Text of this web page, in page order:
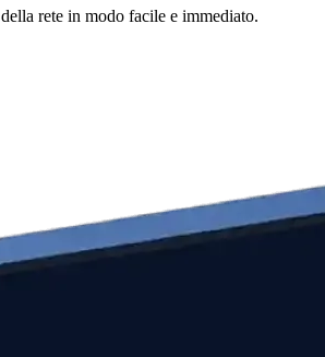
rete in modo facile e immediato.